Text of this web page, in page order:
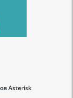
Asterisk